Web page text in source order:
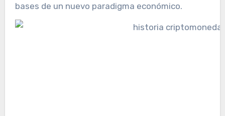
bases de un nuevo paradigma económico.